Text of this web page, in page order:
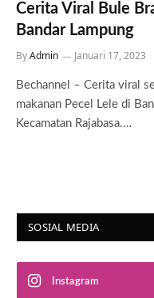
Cerita Viral Bule
Bandar Lampung
ByAdmin Januari 17, 2023
Bechannel – Cerita viral
makanan Pecel Lele di
Kecamatan Rajabasa.…
SOSIAL MEDIA
Instagram